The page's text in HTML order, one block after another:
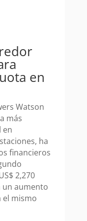
en
Watson
más
en
ha
financieros
2,270
un aumento
el mismo